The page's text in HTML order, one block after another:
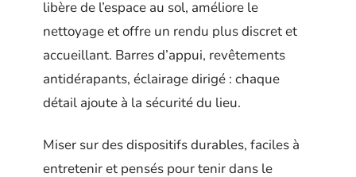
libère de l’espace au sol, améliore le
nettoyage et offre un rendu plus discret et
accueillant. Barres d’appui, revêtements
antidérapants, éclairage dirigé : chaque
détail ajoute à la sécurité du lieu.
Miser sur des dispositifs durables, faciles à
entretenir et pensés pour tenir dans le